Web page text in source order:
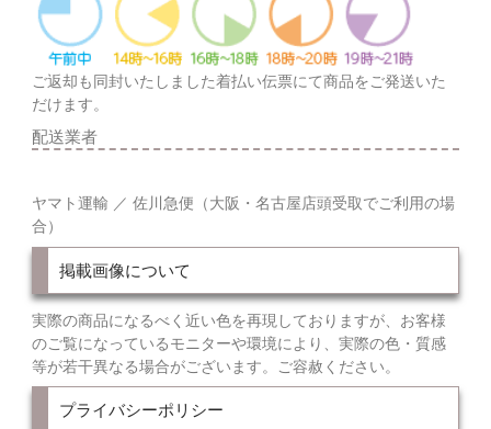
ご返却も同封いたしました着払い伝票にて商品をご発送いた
だけます。
配送業者
ヤマト運輸 ／ 佐川急便（大阪・名古屋店頭受取でご利用の場
合）
掲載画像について
実際の商品になるべく近い色を再現しておりますが、お客様
のご覧になっているモニターや環境により、実際の色・質感
等が若干異なる場合がございます。ご容赦ください。
プライバシーポリシー